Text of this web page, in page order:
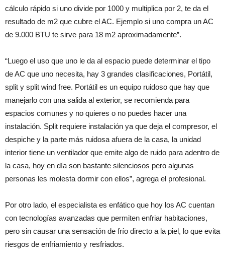
cálculo rápido si uno divide por 1000 y multiplica por 2, te da el
resultado de m2 que cubre el AC. Ejemplo si uno compra un AC
de 9.000 BTU te sirve para 18 m2 aproximadamente”.
“Luego el uso que uno le da al espacio puede determinar el tipo
de AC que uno necesita, hay 3 grandes clasificaciones, Portátil,
split y split wind free. Portátil es un equipo ruidoso que hay que
manejarlo con una salida al exterior, se recomienda para
espacios comunes y no quieres o no puedes hacer una
instalación. Split requiere instalación ya que deja el compresor, el
despiche y la parte más ruidosa afuera de la casa, la unidad
interior tiene un ventilador que emite algo de ruido para adentro de
la casa, hoy en día son bastante silenciosos pero algunas
personas les molesta dormir con ellos”, agrega el profesional.
Por otro lado, el especialista es enfático que hoy los AC cuentan
con tecnologías avanzadas que permiten enfriar habitaciones,
pero sin causar una sensación de frío directo a la piel, lo que evita
riesgos de enfriamiento y resfriados.